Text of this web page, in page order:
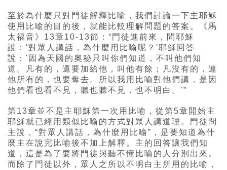
至於為什麼只對門徒解釋比喻，我們討論一下主耶穌
使用比喻的目的後，就能比較理解問題的答案。《馬
太福音》13章10-13節：“門徒進前來，問耶穌
說：'對眾人講話，為什麼用比喻呢？'耶穌回答
說：'因為天國的奧秘只叫你們知道，不叫他們知
道。凡有的，還要加給他，叫他有餘；凡沒有的，連
他所有的，也要奪去。所以我用比喻對他們講，是因
他們看也看不見，聽也聽不見，也不明白。'”
第13章並不是主耶穌第一次用比喻，從第5章開始主
耶穌就已經用類似比喻的方式對眾人講道理。門徒問
主說，“對眾人講話，為什麼用比喻”，是要知道為什
麼主在說完比喻後不加上解釋。主的回答讓我們知
道，這是為了要將門徒與聽不懂比喻的人分別出來。
而除了門徒以外，眾人之所以不明白主所用的比喻，